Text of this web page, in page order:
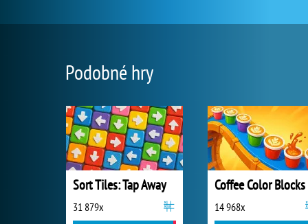
Podobné hry
Sort Tiles: Tap Away
31 879x
Coffee Color Blocks
14 968x